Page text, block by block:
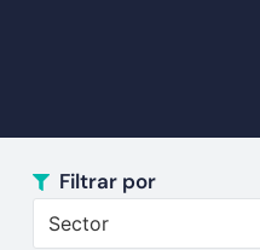
Filtrar por
Sector